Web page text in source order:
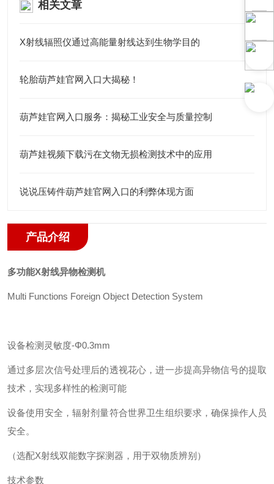
相关文章
X射线辐照仪通过高能量射线达到生物学目的
轮胎葫芦娃官网入口大揭秘！
葫芦娃官网入口服务：揭秘工业安全与质量控制
葫芦娃视频下载污在文物无损检测技术中的应用
说说压铸件葫芦娃官网入口的利弊体现方面
产品介绍
多功能X射线异物检测机
Multi Functions Foreign Object Detection System
设备检测灵敏度-Φ0.3mm
通过多层次信号处理后的透视花心，进一步提高异物信号的提取
技术，实现多样性的检测可能
设备使用安全，辐射剂量符合世界卫生组织要求，确保操作人员
安全。
（选配X射线双能数字探测器，用于双物质辨别）
技术参数